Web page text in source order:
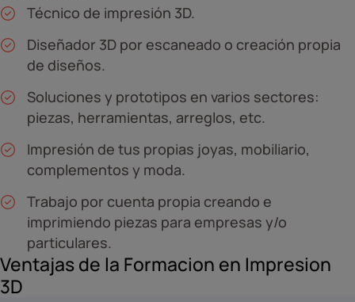
Técnico de impresión 3D.
Diseñador 3D por escaneado o creación propia
de diseños.
Soluciones y prototipos en varios sectores:
piezas, herramientas, arreglos, etc.
Impresión de tus propias joyas, mobiliario,
complementos y moda.
Trabajo por cuenta propia creando e
imprimiendo piezas para empresas y/o
particulares.
Ventajas de la Formacion en Impresion
3D